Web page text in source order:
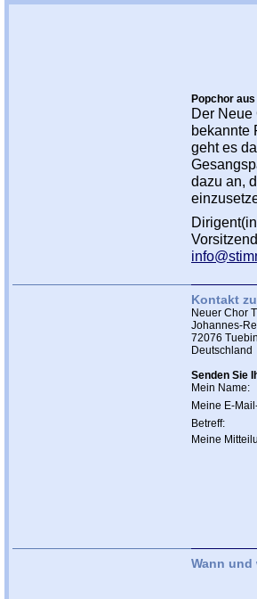
Popchor
Der Neue
bekannte
geht es
dazu an,
Kontakt
Neuer Chor
Johannes-
72076
Deutschland
Senden Sie
Mein Name:
Meine E-
Betreff:
Meine
Wann und